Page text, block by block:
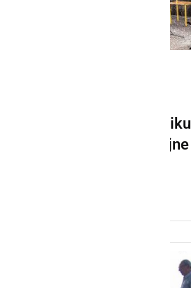
komemoracija pri spomeniku
žrtvam druge svetovne vojne